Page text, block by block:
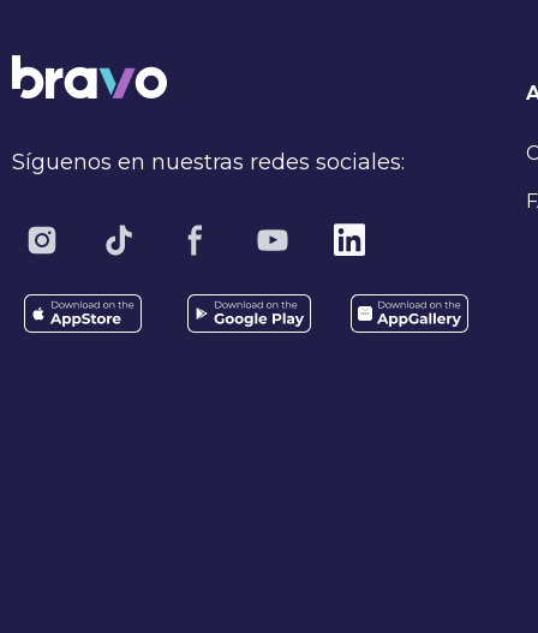
Síguenos en nuestras redes sociales: